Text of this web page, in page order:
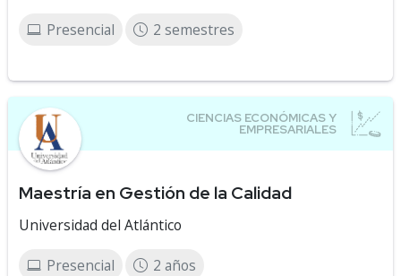
Presencial 2 semestres
Maestría en Gestión de la Calidad
Universidad del Atlántico
Presencial 2 años